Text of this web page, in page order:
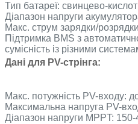
Тип батареї: свинцево-
Діапазон напруги
Макс. струм зарядки/
Підтримка BMS з
сумісність із різними
Дані для PV-стрінга:
Макс. потужність PV-входу:
Максимальна напруга PV-
Діапазон напруги MPPT: